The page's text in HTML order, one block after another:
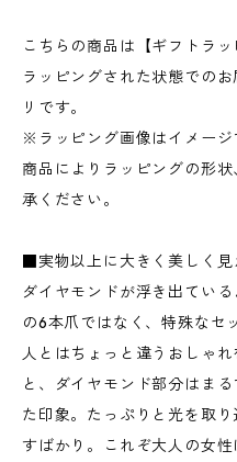
こちらの商品は【ギフトラッ
ラッピングされた状態での
リです。
※ラッピング画像はイメージ
商品によりラッピングの形
承ください。
■実物以上に大きく美しく見
ダイヤモンドが浮き出てい
の6本爪ではなく、特殊なセ
人とはちょっと違うおしゃ
と、ダイヤモンド部分はま
た印象。たっぷりと光を取
すばかり。これぞ大人の女性